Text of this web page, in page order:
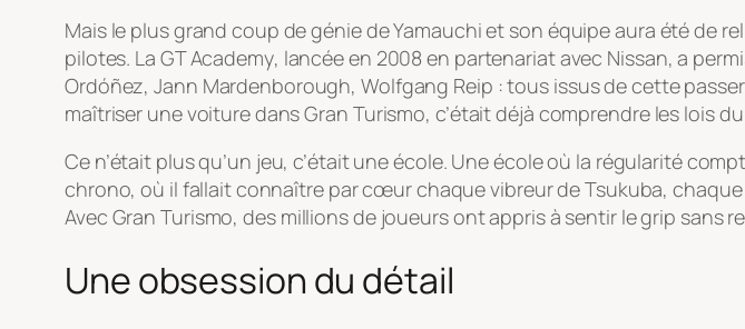
Mais le plus grand coup de génie de Yamauchi et son équipe aura été de
pilotes. La GT Academy, lancée en 2008 en partenariat avec Nissan, a
Ordóñez, Jann Mardenborough, Wolfgang Reip : tous issus de cette
maîtriser une voiture dansGran Turismo, c’était déjà comprendre les lois
Ce n’était plus qu’un jeu, c’était une école. Une école où la régularité
chrono, où il fallait connaître par cœur chaque vibreur de Tsukuba,
Avec Gran Turismo, des millions de joueurs ont appris à sentir le grip sans
Une obsession du détail